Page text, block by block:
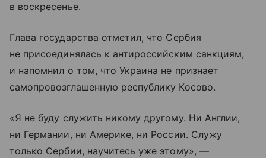
в воскресенье.
Глава государства отметил, что Сербия
не присоединялась к антироссийским санкциям,
и напомнил о том, что Украина не признает
самопровозглашенную республику Косово.
«Я не буду служить никому другому. Ни Англии,
ни Германии, ни Америке, ни России. Служу
только Сербии, научитесь уже этому», —